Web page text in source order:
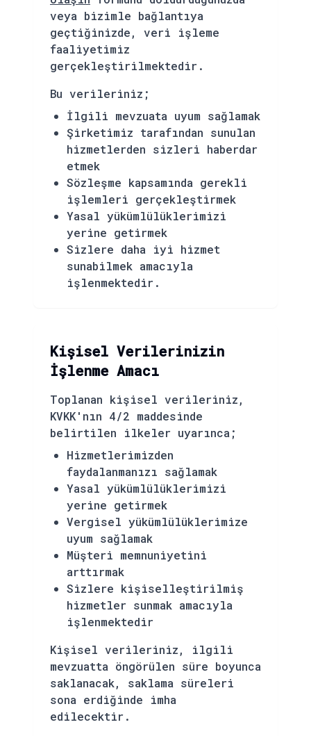
veya bizimle bağlantıya
geçtiğinizde, veri işleme
faaliyetimiz
gerçekleştirilmektedir.
Bu verileriniz;
İlgili mevzuata uyum sağlamak
Şirketimiz tarafından sunulan
hizmetlerden sizleri haberdar
etmek
Sözleşme kapsamında gerekli
işlemleri gerçekleştirmek
Yasal yükümlülüklerimizi
yerine getirmek
Sizlere daha iyi hizmet
sunabilmek amacıyla
işlenmektedir.
Kişisel Verilerinizin
İşlenme Amacı
Toplanan kişisel verileriniz,
KVKK'nın 4/2 maddesinde
belirtilen ilkeler uyarınca;
Hizmetlerimizden
faydalanmanızı sağlamak
Yasal yükümlülüklerimizi
yerine getirmek
Vergisel yükümlülüklerimize
uyum sağlamak
Müşteri memnuniyetini
arttırmak
Sizlere kişiselleştirilmiş
hizmetler sunmak amacıyla
işlenmektedir
Kişisel verileriniz, ilgili
mevzuatta öngörülen süre boyunca
saklanacak, saklama süreleri
sona erdiğinde imha
edilecektir.